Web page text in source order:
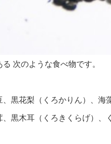
次のような食べ物です。
黒花梨（くろかりん）、
黒木耳（くろきくらげ）